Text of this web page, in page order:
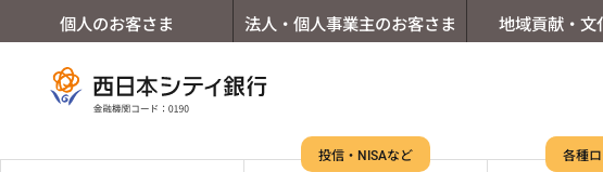
個人のお客さま 法人・個人事業主のお客さま 地域貢献・文
投信・NISAなど 各種